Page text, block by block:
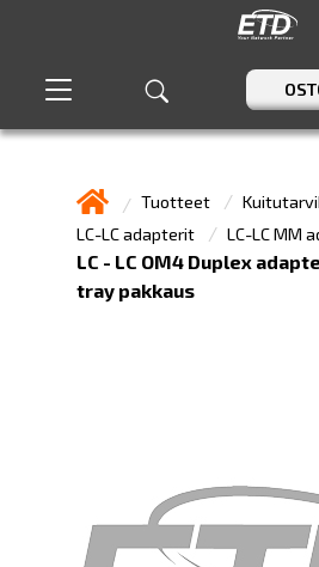
Tuotteet
LC-LC adapterit
LC-LC MM
LC - LC OM4 Duplex
tray pakkaus